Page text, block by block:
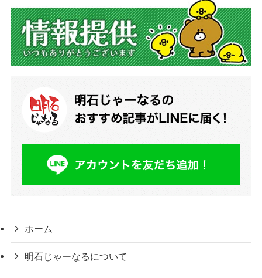
ホーム
明石じゃーなるについて